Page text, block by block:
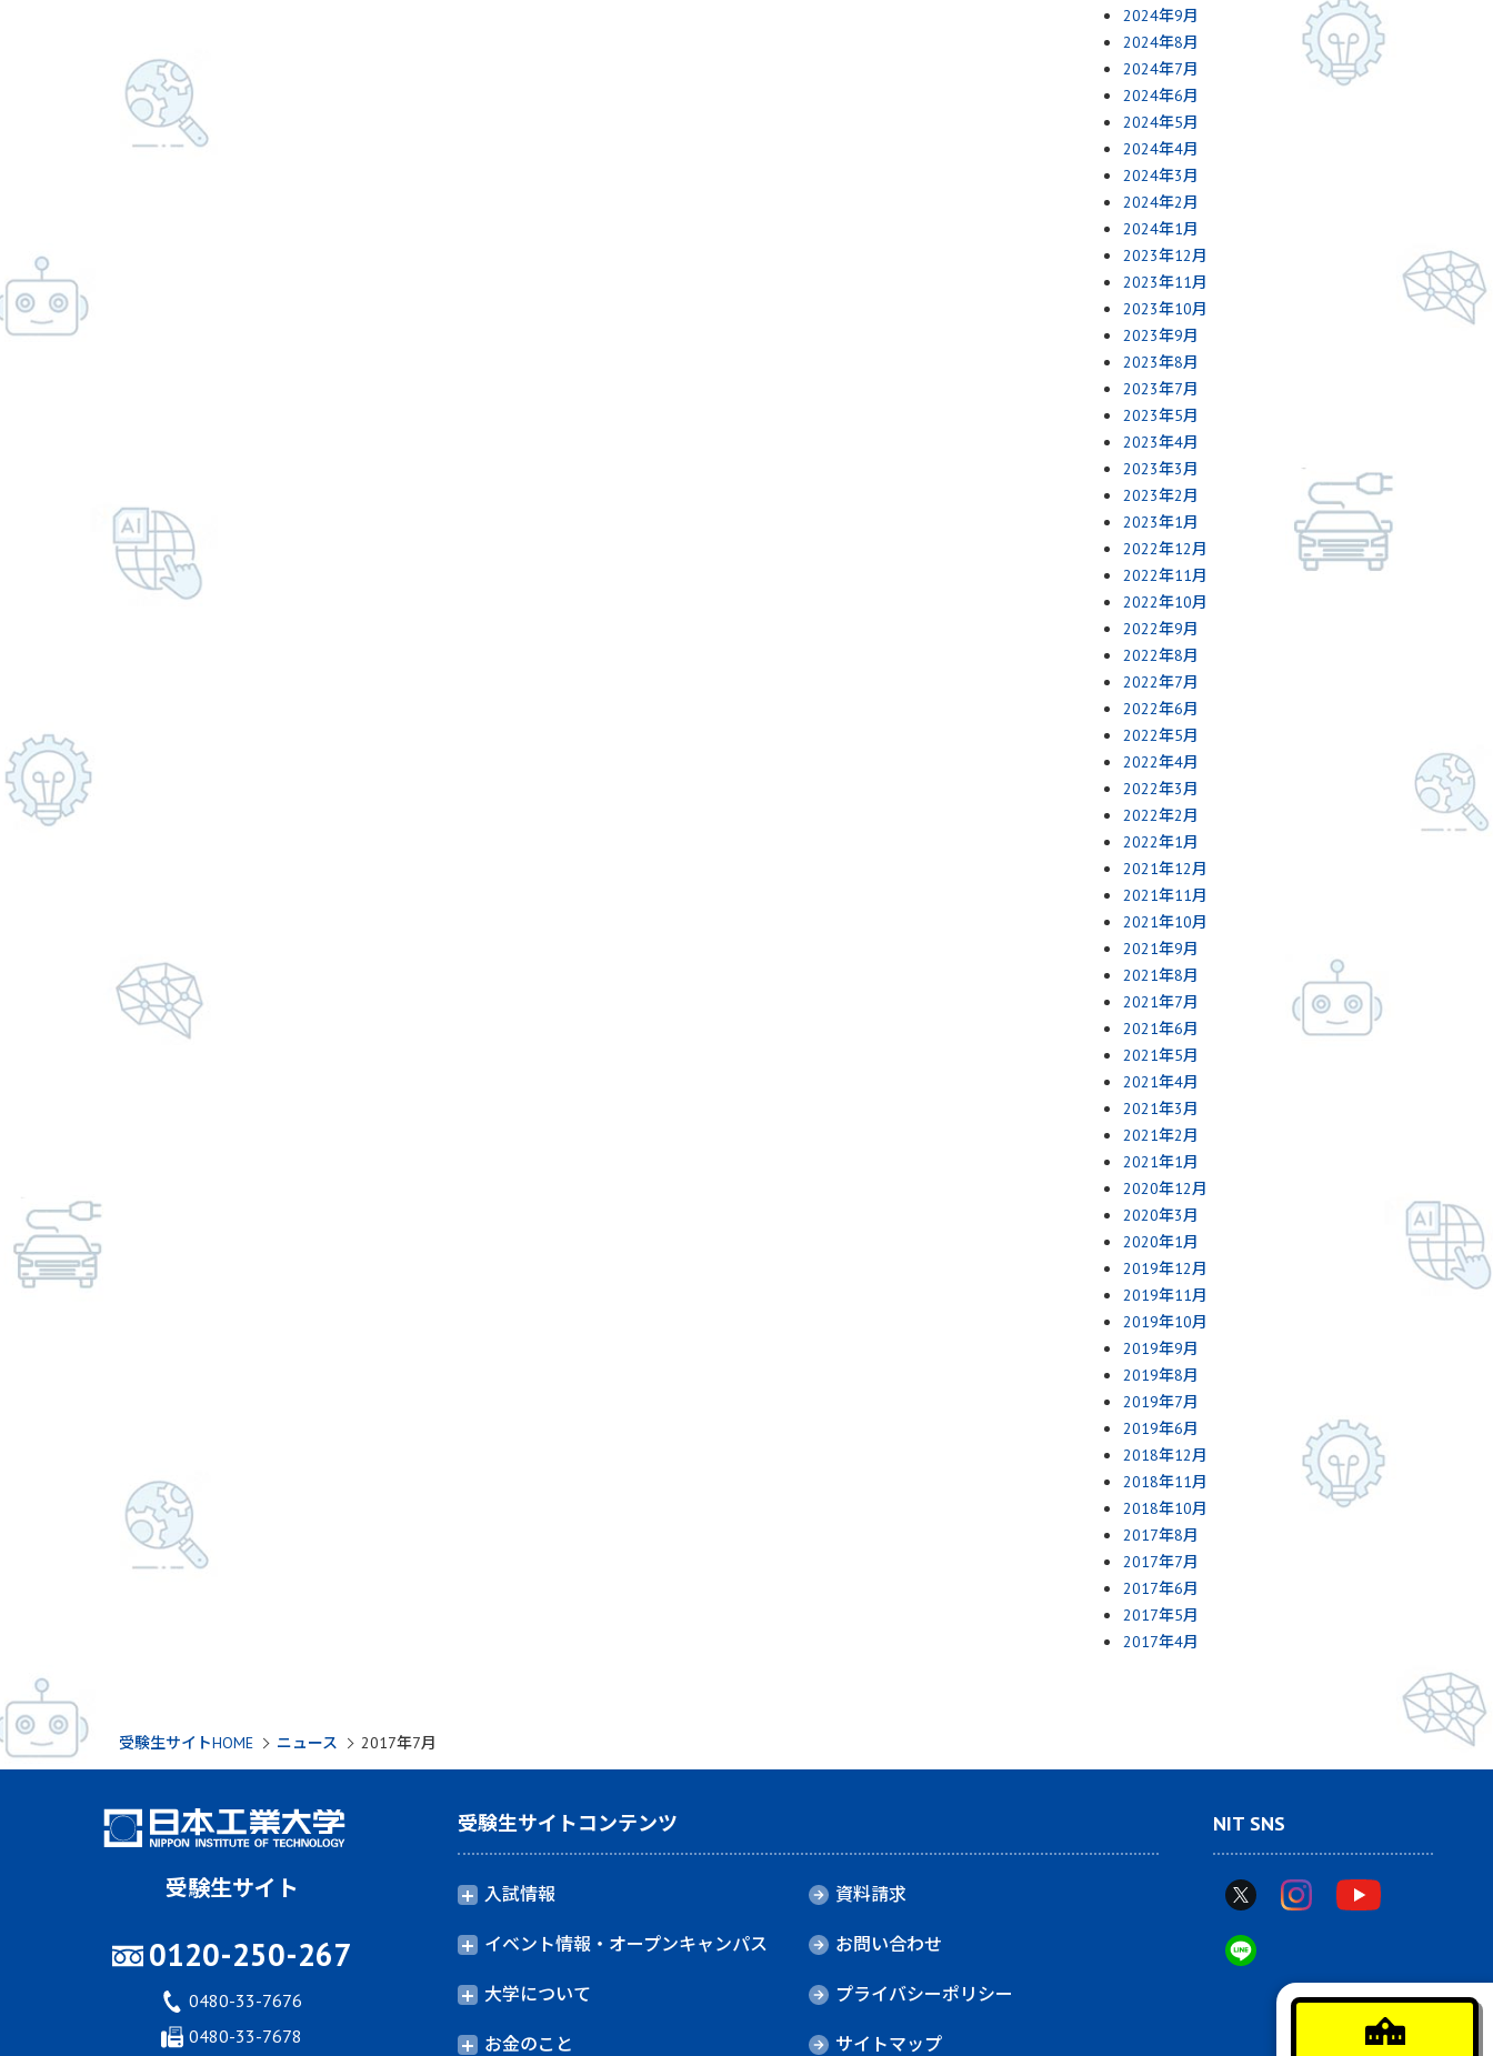
2024年9月
2024年8月
2024年7月
2024年6月
2024年5月
2024年4月
2024年3月
2024年2月
2024年1月
2023年12月
2023年11月
2023年10月
2023年9月
2023年8月
2023年7月
2023年5月
2023年4月
2023年3月
2023年2月
2023年1月
2022年12月
2022年11月
2022年10月
2022年9月
2022年8月
2022年7月
2022年6月
2022年5月
2022年4月
2022年3月
2022年2月
2022年1月
2021年12月
2021年11月
2021年10月
2021年9月
2021年8月
2021年7月
2021年6月
2021年5月
2021年4月
2021年3月
2021年2月
2021年1月
2020年12月
2020年3月
2020年1月
2019年12月
2019年11月
2019年10月
2019年9月
2019年8月
2019年7月
2019年6月
2018年12月
2018年11月
2018年10月
2017年8月
2017年7月
2017年6月
2017年5月
2017年4月
受験生サイトHOME ニュース 2017年7月
受験生サイトコンテンツ
入試情報
イベント情報・オープンキャンパス
大学について
お金のこと
資料請求
お問い合わせ
プライバシーポリシー
サイトマップ
NIT SNS
受験生サイト
0120-250-267
0480-33-7676
0480-33-7678